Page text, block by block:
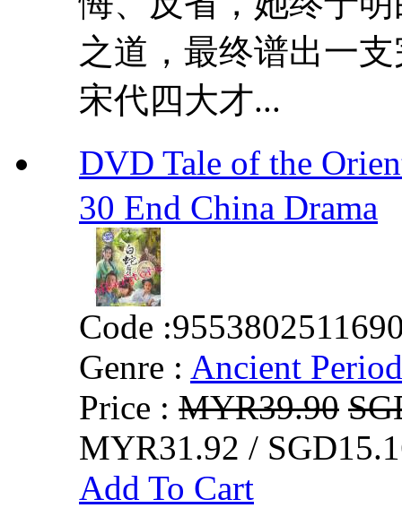
之道，最终谱出一
宋代四大才...
DVD Tale of the
30 End China Drama
Code :
Genre : Ancient Period
Price : MYR39.90
MYR31.92 /
Add To Cart